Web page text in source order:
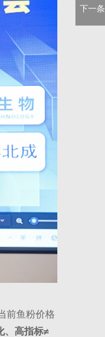
前鱼粉价格
、高指标≠
下一条